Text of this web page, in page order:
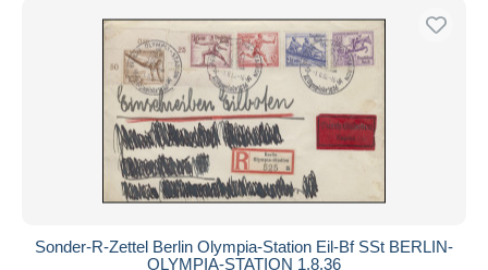
Sonder-R-Zettel Berlin Olympia-Station Eil-Bf SSt BERLIN-
OLYMPIA-STATION 1.8.36